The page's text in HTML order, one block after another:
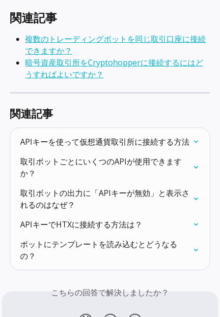
関連記事
複数のトレーディングボットを同じ取引口座に接続
できますか？
暗号資産取引所をCryptohopperに接続するにはど
うすればよいですか？
関連記事
APIキーを使って仮想通貨取引所に接続する方法
取引ボットごとにいくつのAPIが使用できます
か？
取引ボットの出力に「APIキーが無効」と表示さ
れるのはなぜ？
APIキーでHTXに接続する方法は？
ボットにテンプレートを読み込むとどうなる
の？
こちらの回答で解決しましたか？